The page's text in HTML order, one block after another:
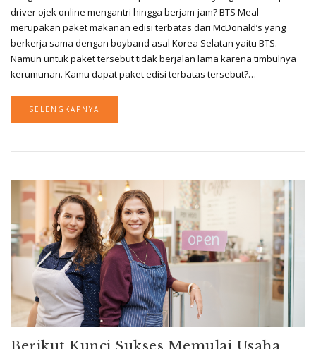
driver ojek online mengantri hingga berjam-jam? BTS Meal
merupakan paket makanan edisi terbatas dari McDonald’s yang
berkerja sama dengan boyband asal Korea Selatan yaitu BTS.
Namun untuk paket tersebut tidak berjalan lama karena timbulnya
kerumunan. Kamu dapat paket edisi terbatas tersebut?…
SELENGKAPNYA